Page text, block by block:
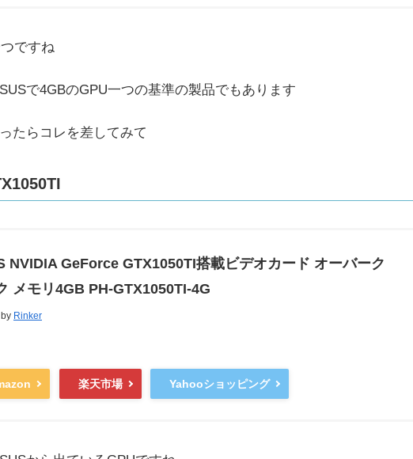
ですね
で4GBのGPU一つの基準の製品でもあります
たらコレを差してみて
NVIDIA GeForce GTX1050TI搭載ビデオカード オーバーク
メモリ4GB PH-GTX1050TI-4G
Rinker
楽天市場 Yahooショッピング